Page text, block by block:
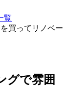
覧
買ってリノベー
グで雰囲